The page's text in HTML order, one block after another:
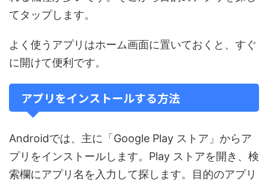
てタップします。
よく使うアプリはホーム画面に置いておくと、すぐ
に開けて便利です。
アプリをインストールする方法
Androidでは、主に「Google Play ストア」からア
プリをインストールします。Play ストアを開き、検
索欄にアプリ名を入力して探します。目的のアプリ